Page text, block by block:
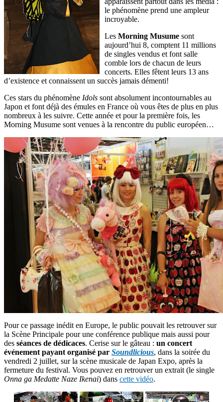
le phénomène prend une ampleur
incroyable.
Les Morning Musume sont
aujourd’hui 8, comptent 11 millions
de singles vendus et font salle
comble lors de chacun de leurs
concerts. Elles fêtent leurs 13 ans
d’existence et connaissent un succès jamais démenti!
Ces stars du phénomène Idols sont absolument incontournables au
Japon et font déjà des émules en France où vous êtes de plus en plus
nombreux à les suivre. Cette année et pour la première fois, les
Morning Musume sont venues à la rencontre du public européen…
Pour ce passage inédit en Europe, le public pouvait les retrouver sur
la Scène Principale pour une conférence publique mais aussi pour
des séances de dédicaces. Cerise sur le gâteau : un concert
événement payant organisé par Soundlicious, dans la soirée du
vendredi 2 juillet, sur la scène musicale de Japan Expo, après la
fermeture du festival. Vous pouvez en retrouver un extrait (le single
Onna ga Medatte Naze Ikenai) dans cette vidéo.